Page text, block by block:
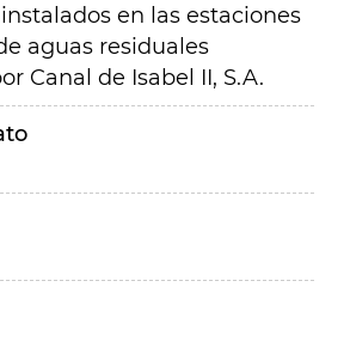
en las estaciones
aguas residuales
Canal de Isabel II, S.A.